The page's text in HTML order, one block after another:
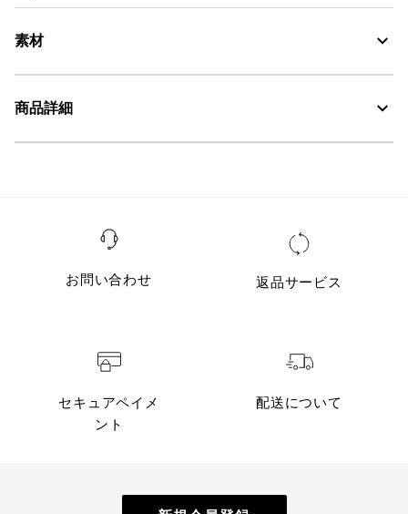
素材
タンブル乾燥禁止。
脱水後、つり干し乾燥がよい。
ドライクリーニング処理ができない。
ウェットクリーニング処理ができる。：通常の処理
商品詳細
お問い合わせ 返品サービス
セキュアペイメ
ント
配送について